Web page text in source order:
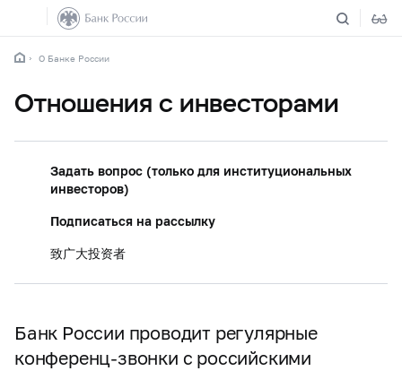
О Банке России
Отношения с инвесторами
Задать вопрос (только для институциональных
инвесторов)
Подписаться на рассылку
致广大投资者
Банк России проводит регулярные
конференц-звонки с российскими